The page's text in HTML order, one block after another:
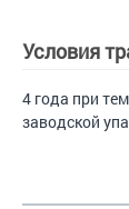
Условия
4 года при
заводской